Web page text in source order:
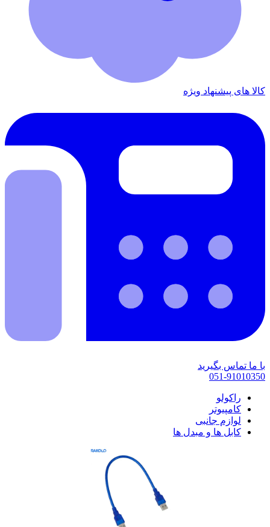
کالا های پیشنهاد ویژه
با ما تماس بگیرید
051-91010350
راکولو
کامپیوتر
لوازم جانبی
کابل ها و مبدل ها